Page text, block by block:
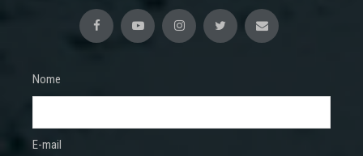
Nome
E-mail